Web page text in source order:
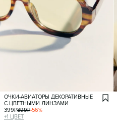
ОЧКИ-АВИАТОРЫ ДЕКОРАТИВНЫЕ
С ЦВЕТНЫМИ ЛИНЗАМИ
399₽899₽-56%
+1 ЦВЕТ